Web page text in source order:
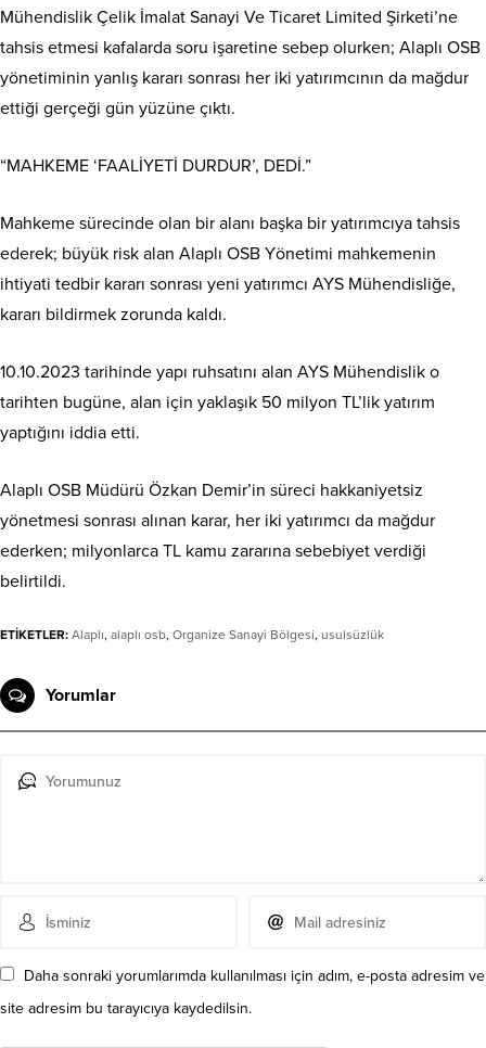
Mühendislik Çelik İmalat Sanayi Ve Ticaret Limited Şirketi’ne
tahsis etmesi kafalarda soru işaretine sebep olurken; Alaplı OSB
yönetiminin yanlış kararı sonrası her iki yatırımcının da mağdur
ettiği gerçeği gün yüzüne çıktı.
“MAHKEME ‘FAALİYETİ DURDUR’, DEDİ.”
Mahkeme sürecinde olan bir alanı başka bir yatırımcıya tahsis
ederek; büyük risk alan Alaplı OSB Yönetimi mahkemenin
ihtiyati tedbir kararı sonrası yeni yatırımcı AYS Mühendisliğe,
kararı bildirmek zorunda kaldı.
10.10.2023 tarihinde yapı ruhsatını alan AYS Mühendislik o
tarihten bugüne, alan için yaklaşık 50 milyon TL’lik yatırım
yaptığını iddia etti.
Alaplı OSB Müdürü Özkan Demir’in süreci hakkaniyetsiz
yönetmesi sonrası alınan karar, her iki yatırımcı da mağdur
ederken; milyonlarca TL kamu zararına sebebiyet verdiği
belirtildi.
ETİKETLER: Alaplı, alaplı osb, Organize Sanayi Bölgesi, usulsüzlük
Yorumlar
Daha sonraki yorumlarımda kullanılması için adım, e-posta adresim ve
site adresim bu tarayıcıya kaydedilsin.